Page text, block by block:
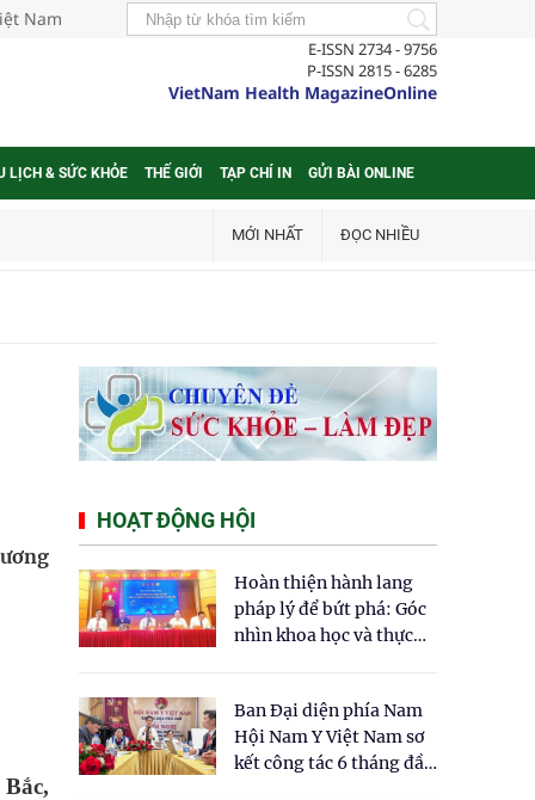
Nam
E-ISSN 2734 - 9756
P-ISSN 2815 - 6285
VietNam Health MagazineOnline
LỊCH & SỨC KHỎE THẾ GIỚI TẠP CHÍ IN GỬI BÀI ONLINE
MỚI NHẤT ĐỌC NHIỀU
HOẠT ĐỘNG HỘI
Hoàn thiện hành lang
pháp lý để bứt phá: Góc
nhìn khoa học và thực
cho Luật Y dược cổ
truyền Việt Nam"
Ban Đại diện phía Nam
Hội Nam Y Việt Nam sơ
kết công tác 6 tháng đầu